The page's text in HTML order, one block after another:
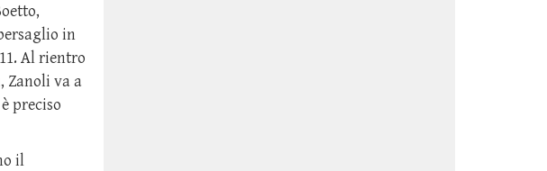
in
Al rientro
Zanoli va a
preciso
il